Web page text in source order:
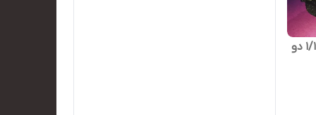
تویوتا هایلوکس آفرود مقیاس ۱/۱۰ دو